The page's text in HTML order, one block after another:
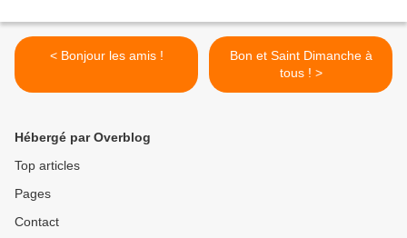
< Bonjour les amis !
Bon et Saint Dimanche à
tous ! >
Hébergé par Overblog
Top articles
Pages
Contact